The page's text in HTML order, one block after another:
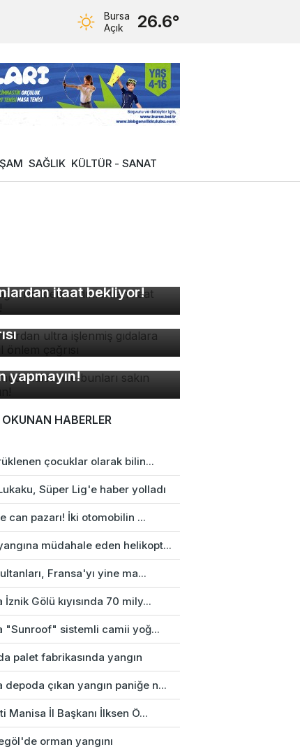
Bursa
Açık
26.6°
SAĞLIK KÜLTÜR - SANAT
itaat bekliyor!
ultra işlenmiş
karşı acil önlem
müdahalesinde bunları
yapmayın!
HABERLER
çocuklar olarak bilin...
Süper Lig'e haber yolladı
can pazarı! İki otomobilin ...
müdahale eden helikopt...
Fransa'yı yine ma...
Gölü kıyısında 70 mily...
"Sunroof" sistemli camii yoğ...
palet fabrikasında yangın
depoda çıkan yangın paniğe n...
Manisa İl Başkanı İlksen Ö...
orman yangını